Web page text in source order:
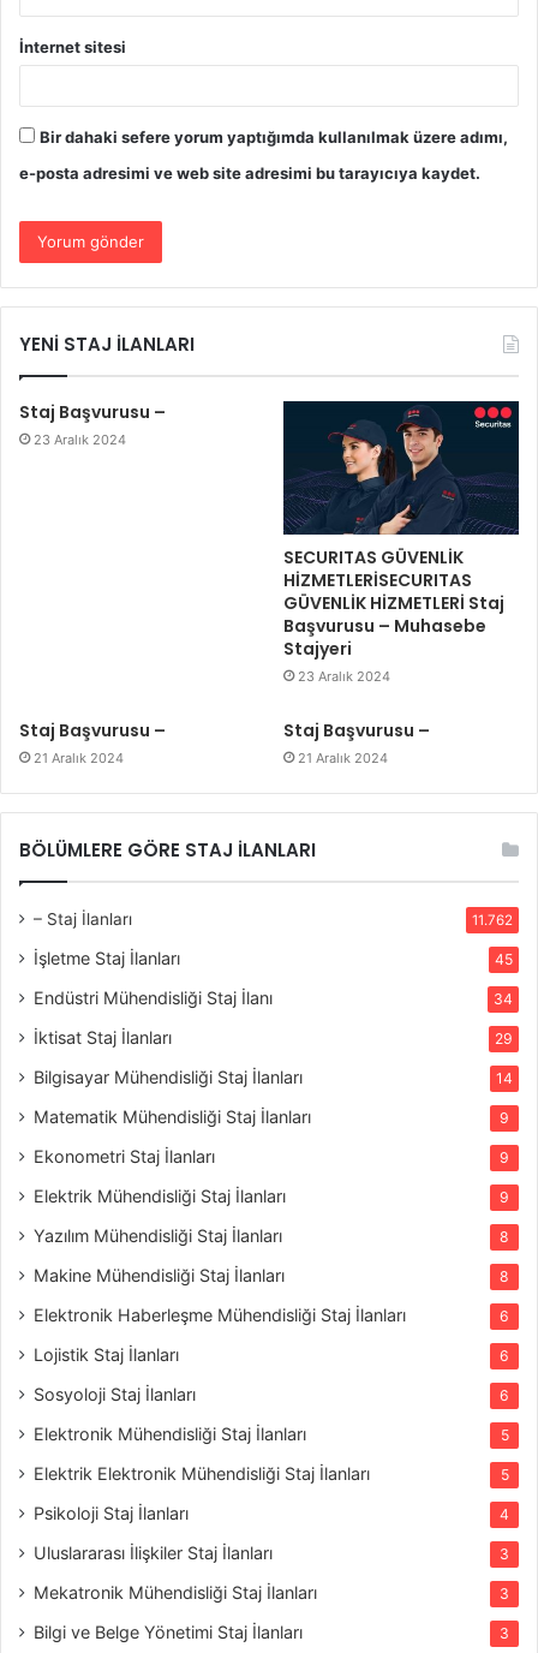
İnternet sitesi
Bir dahaki sefere yorum yaptığımda kullanılmak üzere adımı,
e-posta adresimi ve web site adresimi bu tarayıcıya kaydet.
YENİ STAJ İLANLARI
Staj Başvurusu –
23 Aralık 2024
SECURITAS GÜVENLİK
HİZMETLERİSECURITAS
GÜVENLİK HİZMETLERİ Staj
Başvurusu – Muhasebe
Stajyeri
23 Aralık 2024
Staj Başvurusu –
21 Aralık 2024
Staj Başvurusu –
21 Aralık 2024
BÖLÜMLERE GÖRE STAJ İLANLARI
– Staj İlanları 11.762
İşletme Staj İlanları 45
Endüstri Mühendisliği Staj İlanı 34
İktisat Staj İlanları 29
Bilgisayar Mühendisliği Staj İlanları 14
Matematik Mühendisliği Staj İlanları 9
Ekonometri Staj İlanları 9
Elektrik Mühendisliği Staj İlanları 9
Yazılım Mühendisliği Staj İlanları 8
Makine Mühendisliği Staj İlanları 8
Elektronik Haberleşme Mühendisliği Staj İlanları 6
Lojistik Staj İlanları 6
Sosyoloji Staj İlanları 6
Elektronik Mühendisliği Staj İlanları 5
Elektrik Elektronik Mühendisliği Staj İlanları 5
Psikoloji Staj İlanları 4
Uluslararası İlişkiler Staj İlanları 3
Mekatronik Mühendisliği Staj İlanları 3
Bilgi ve Belge Yönetimi Staj İlanları 3